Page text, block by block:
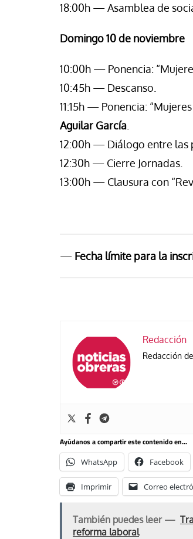
18:00h — Asamblea de
Domingo 10 de noviembre
10:00h — Ponencia:
10:45h — Descanso.
11:15h — Ponencia:
Aguilar García
12:00h — Diálogo entre las
12:30h — Cierre Jornadas.
13:00h — Clausura con
— Fecha límite para la
Redacción
Redacción de
Ayúdanos a compartir este contenido en...
WhatsApp Facebook
Imprimir Correo
También puedes leer —
reforma laboral